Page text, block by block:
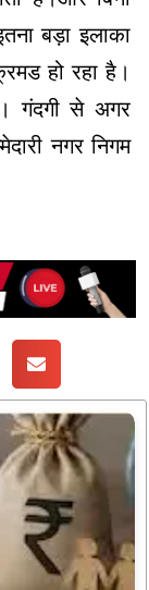
बड़ा इलाका
हो रहा है।
गंदगी से अगर
नगर निगम